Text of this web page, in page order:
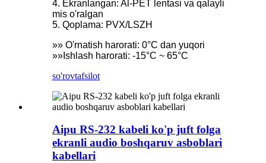
4. Ekranlangan: Al-PET lentasi va qalayli
mis o'ralgan
5. Qoplama: PVX/LSZH
»» O'rnatish harorati: 0°C dan yuqori
»»Ishlash harorati: -15°C ~ 65°C
so'rovtafsilot
Aipu RS-232 kabeli ko'p juft folga
ekranli audio boshqaruv asboblari
kabellari